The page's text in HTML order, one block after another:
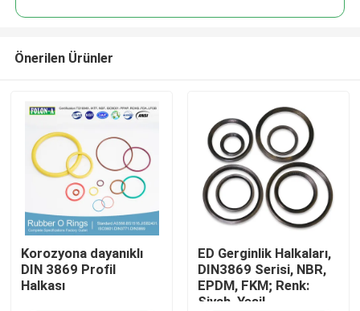
Önerilen Ürünler
Korozyona dayanıklı
DIN 3869 Profil
Halkası
ED Gerginlik Halkaları,
DIN3869 Serisi, NBR,
EPDM, FKM; Renk:
Siyah, Yeşil